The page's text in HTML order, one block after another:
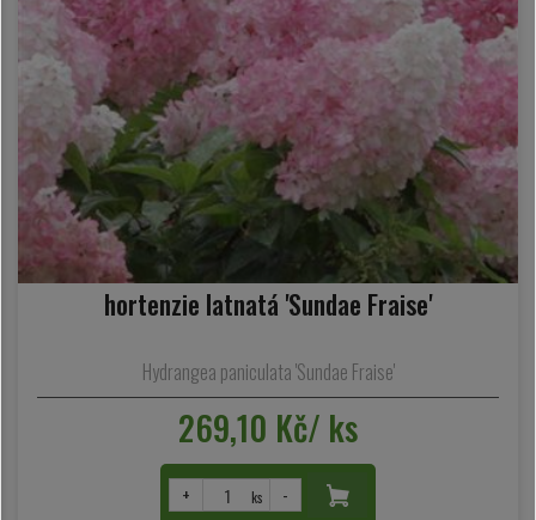
hortenzie latnatá 'Sundae Fraise'
Hydrangea paniculata 'Sundae Fraise'
269,10 Kč/ ks
+ ks -